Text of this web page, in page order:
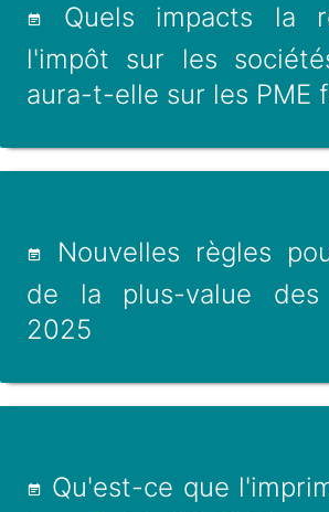
Quels impacts la
l'impôt sur les
aura-t-elle sur les PME
Nouvelles règles
de la plus-value des
2025
Qu'est-ce que